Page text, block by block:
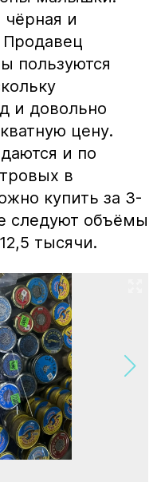
и
Продавец
пользуются
и довольно
цену.
и по
в
купить за 3-
следуют объёмы
тысячи.